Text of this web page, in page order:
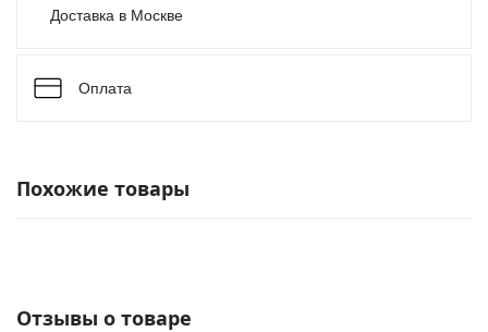
Доставка в Москве
Оплата
Похожие товары
Отзывы о товаре